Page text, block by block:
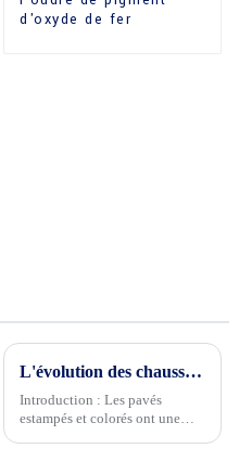
d'oxyde de fer
L'évolution des chaussées estampées et colorées : passé et présent
Introduction : Les pavés
estampés et colorés ont une